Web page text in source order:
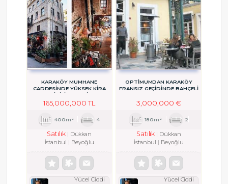
KARAKÖY MUMHANE
CADDESİNDE YÜKSEK KİRA
165,000,000 TL
400m² 4
Satılık
Dükkan
İstanbul
Beyoğlu
Yücel Ciddi
OPTİMUMDAN KARAKÖY
FRANSIZ GEÇİDİNDE BAHÇELİ
3,000,000 €
180m² 2
Satılık
Dükkan
İstanbul
Beyoğlu
Yücel Ciddi